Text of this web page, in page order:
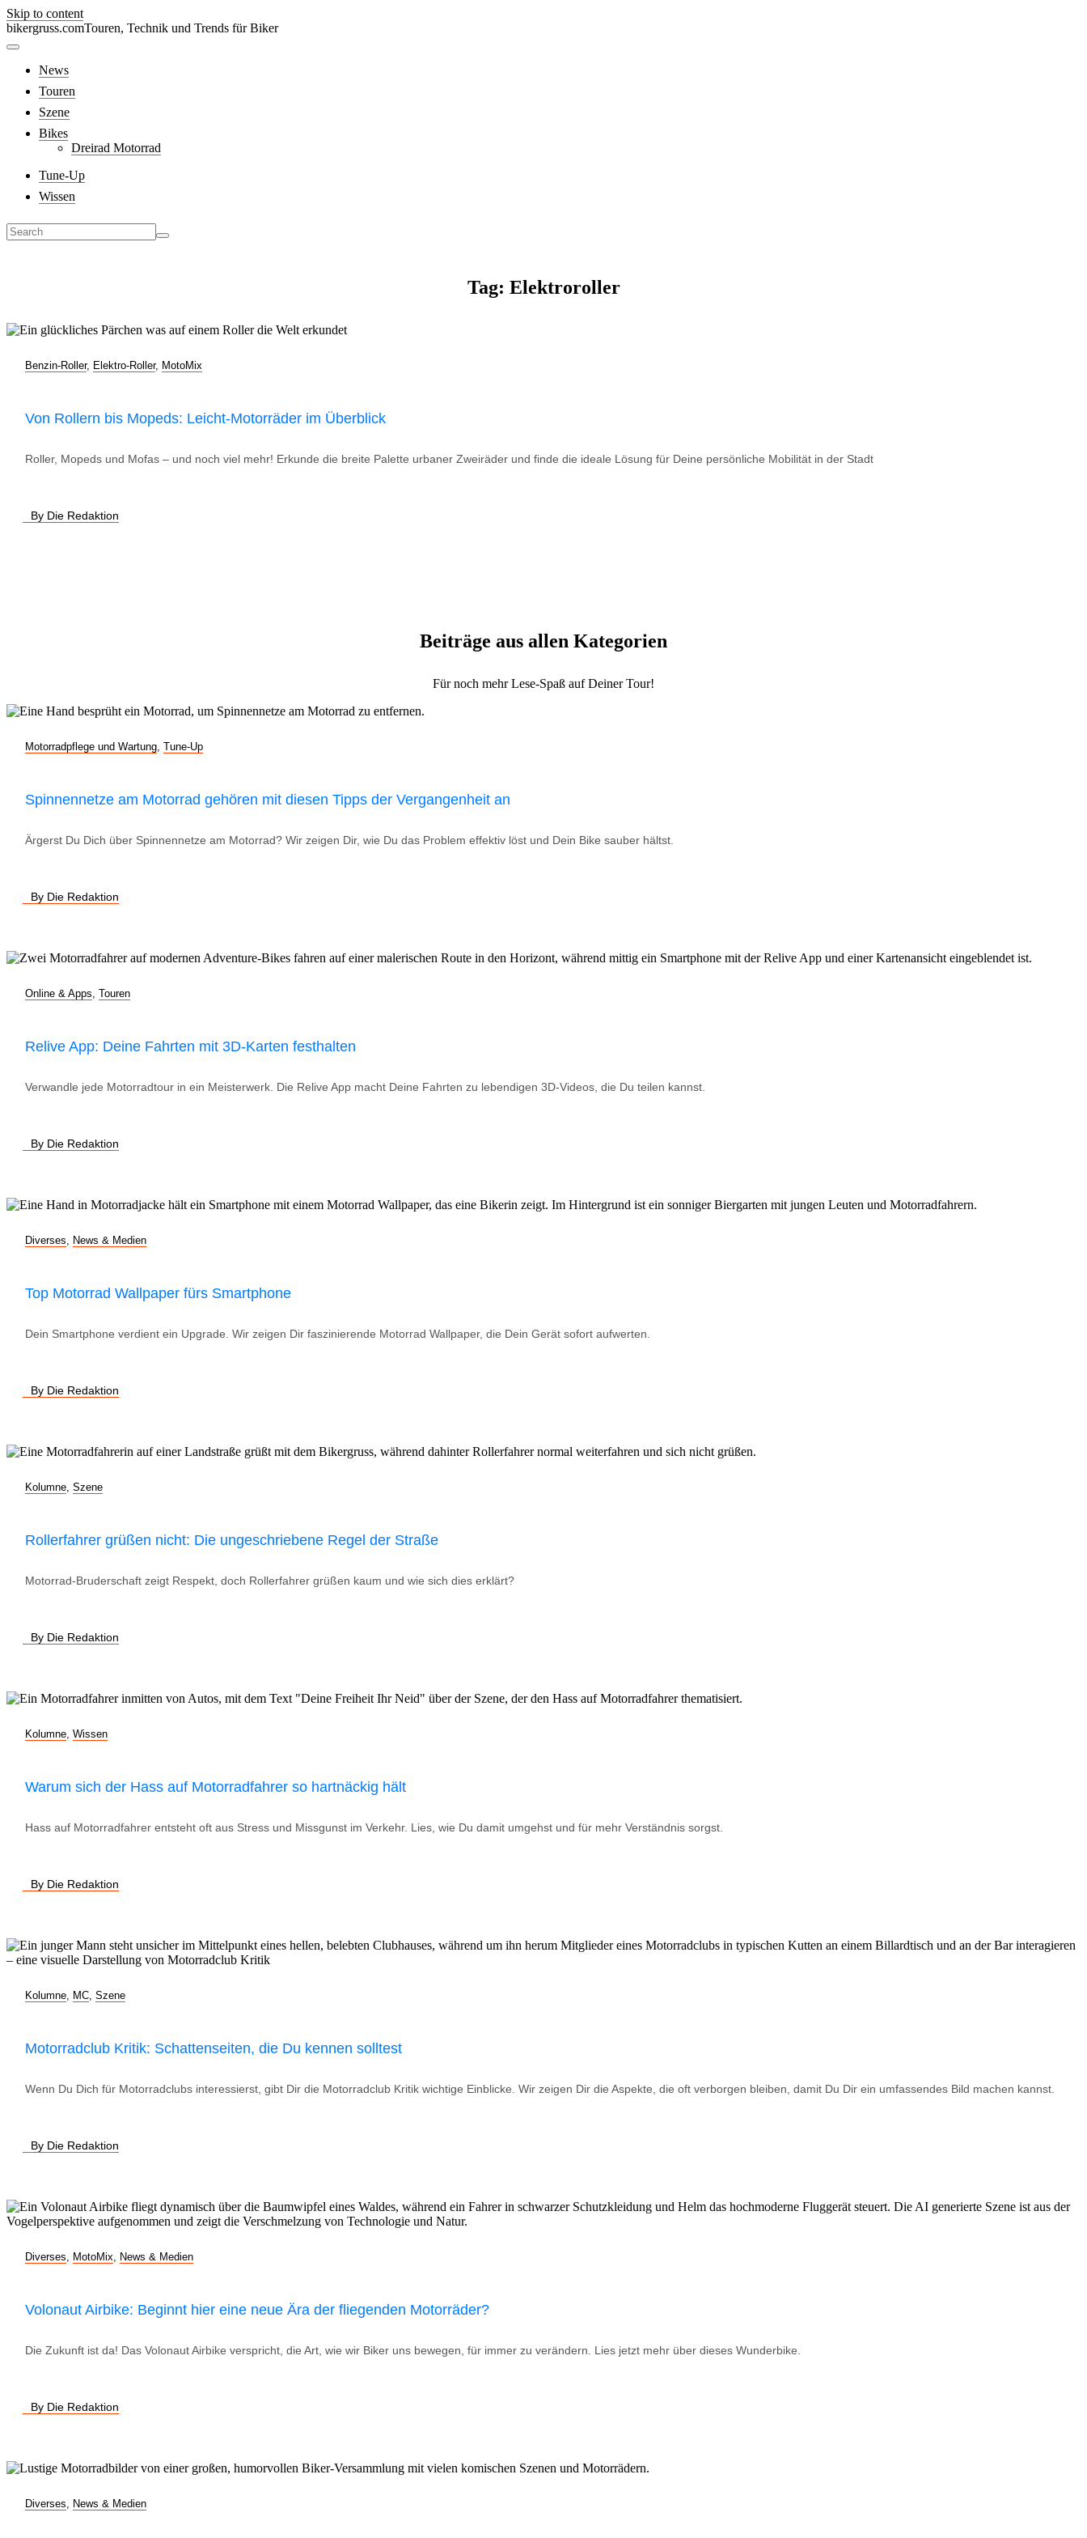
Skip to content
bikergruss.comTouren, Technik und Trends für Biker
News
Touren
Szene
Bikes
Dreirad Motorrad
Tune-Up
Wissen
Tag: Elektroroller
Benzin-Roller, Elektro-Roller, MotoMix
Von Rollern bis Mopeds: Leicht-Motorräder im Überblick
Roller, Mopeds und Mofas – und noch viel mehr! Erkunde die breite Palette urbaner Zweiräder und finde die ideale Lösung für Deine persönliche Mobilität in der Stadt
By Die Redaktion
Beiträge aus allen Kategorien
Für noch mehr Lese-Spaß auf Deiner Tour!
Motorradpflege und Wartung Tune-Up
Spinnennetze am Motorrad gehören mit diesen Tipps der Vergangenheit an
Ärgerst Du Dich über Spinnennetze am Motorrad? Wir zeigen Dir, wie Du das Problem effektiv löst und Dein Bike sauber hältst.
By Die Redaktion
Online & Apps Touren
Relive App: Deine Fahrten mit 3D-Karten festhalten
Verwandle jede Motorradtour in ein Meisterwerk. Die Relive App macht Deine Fahrten zu lebendigen 3D-Videos, die Du teilen kannst.
By Die Redaktion
Diverses News & Medien
Top Motorrad Wallpaper fürs Smartphone
Dein Smartphone verdient ein Upgrade. Wir zeigen Dir faszinierende Motorrad Wallpaper, die Dein Gerät sofort aufwerten.
By Die Redaktion
Kolumne Szene
Rollerfahrer grüßen nicht: Die ungeschriebene Regel der Straße
Motorrad-Bruderschaft zeigt Respekt, doch Rollerfahrer grüßen kaum und wie sich dies erklärt?
By Die Redaktion
Kolumne Wissen
Warum sich der Hass auf Motorradfahrer so hartnäckig hält
Hass auf Motorradfahrer entsteht oft aus Stress und Missgunst im Verkehr. Lies, wie Du damit umgehst und für mehr Verständnis sorgst.
By Die Redaktion
Kolumne MC Szene
Motorradclub Kritik: Schattenseiten, die Du kennen solltest
Wenn Du Dich für Motorradclubs interessierst, gibt Dir die Motorradclub Kritik wichtige Einblicke. Wir zeigen Dir die Aspekte, die oft verborgen bleiben, damit Du Dir ein umfassendes Bild machen kannst.
By Die Redaktion
Diverses MotoMix News & Medien
Volonaut Airbike: Beginnt hier eine neue Ära der fliegenden Motorräder?
Die Zukunft ist da! Das Volonaut Airbike verspricht, die Art, wie wir Biker uns bewegen, für immer zu verändern. Lies jetzt mehr über dieses Wunderbike.
By Die Redaktion
Diverses News & Medien